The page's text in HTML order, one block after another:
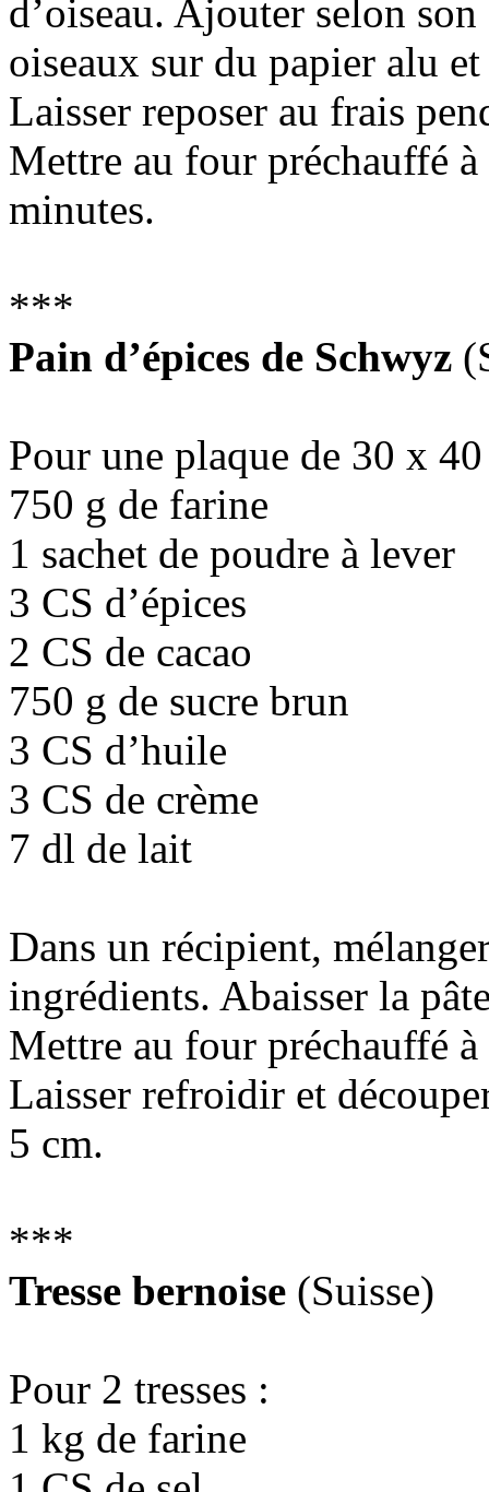
d’oiseau. Ajouter selon
oiseaux sur du papier alu
Laisser reposer au frais
Mettre au four préchauffé
minutes.
***
Pain d’épices de Schwyz
Pour une plaque de 30 x
750 g de farine
1 sachet de poudre à lever
3 CS d’épices
2 CS de cacao
750 g de sucre brun
3 CS d’huile
3 CS de crème
7 dl de lait
Dans un récipient,
ingrédients. Abaisser la
Mettre au four préchauffé
Laisser refroidir et
5 cm.
***
Tresse bernoise (Suisse)
Pour 2 tresses :
1 kg de farine